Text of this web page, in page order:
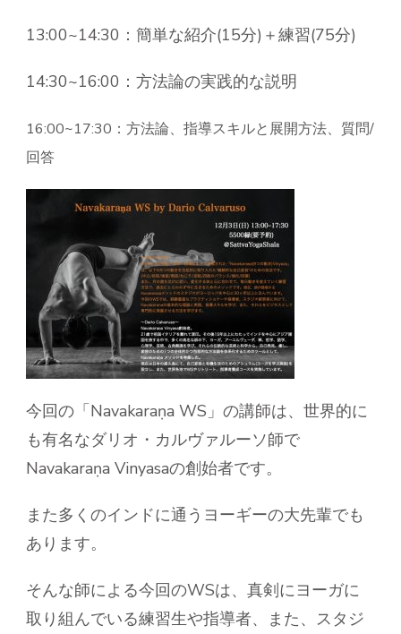
13:00~14:30：簡単な紹介(15分)＋練習(75分)
14:30~16:00：方法論の実践的な説明
16:00~17:30：方法論、指導スキルと展開方法、質問/
回答
今回の「Navakaraṇa WS」の講師は、世界的に
も有名なダリオ・カルヴァルーソ師で
Navakaraṇa Vinyasaの創始者です。
また多くのインドに通うヨーギーの大先輩でも
あります。
そんな師による今回のWSは、真剣にヨーガに
取り組んでいる練習生や指導者、また、スタジ